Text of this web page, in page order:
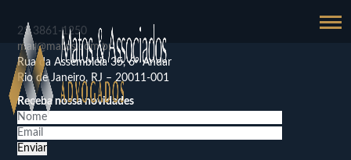
21 3861-1250
mail@matos.com.br
Rua da Assembléia 35, 6º Andar
Rio de Janeiro, RJ – 20011-001
Receba nossa novidades